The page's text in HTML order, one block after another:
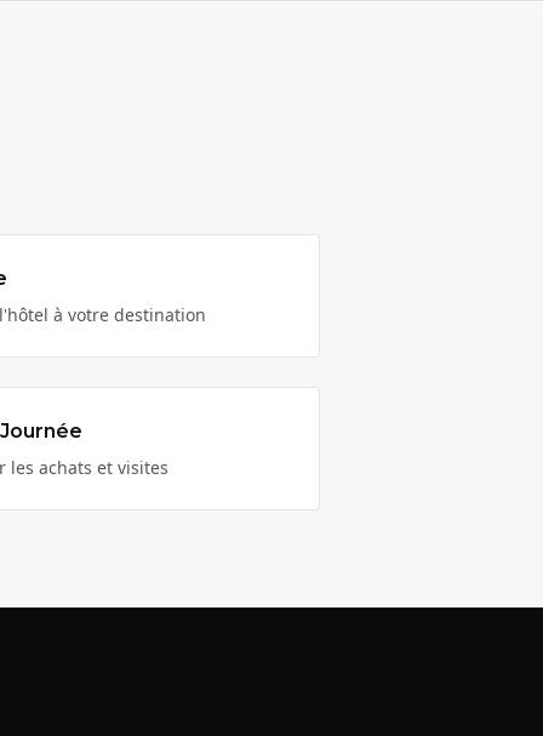
à votre destination
les achats et visites